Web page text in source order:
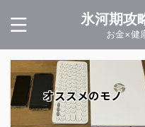
氷河期攻
お金×健
オススメのモノ